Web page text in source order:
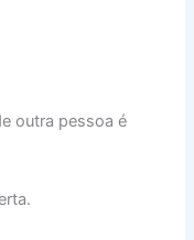
outra pessoa é